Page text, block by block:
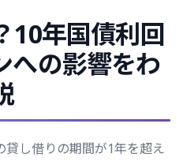
10年国債利回
への影響をわ
し借りの期間が1年を超え